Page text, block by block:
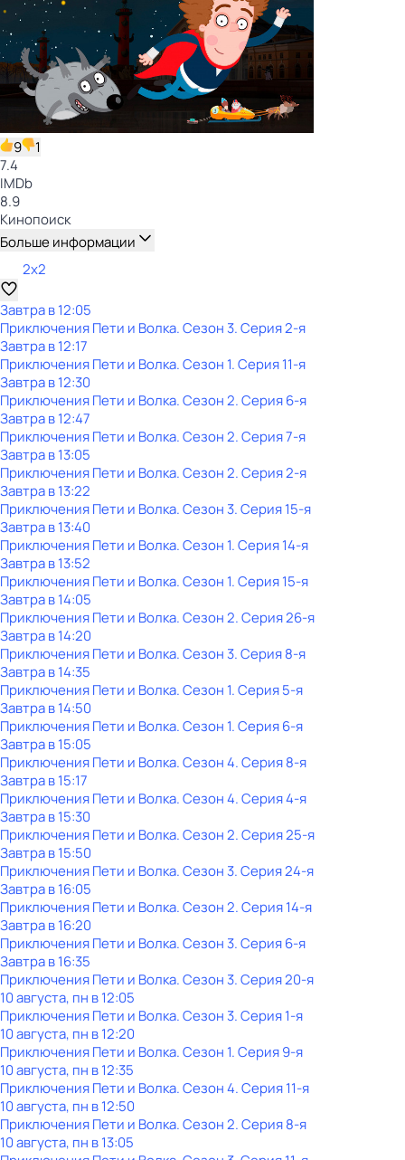
9
1
7.4
IMDb
8.9
Кинопоиск
Больше информации
2x2
Завтра в 12:05
Приключения Пети и Волка. Сезон 3. Серия 2-я
Завтра в 12:17
Приключения Пети и Волка. Сезон 1. Серия 11-я
Завтра в 12:30
Приключения Пети и Волка. Сезон 2. Серия 6-я
Завтра в 12:47
Приключения Пети и Волка. Сезон 2. Серия 7-я
Завтра в 13:05
Приключения Пети и Волка. Сезон 2. Серия 2-я
Завтра в 13:22
Приключения Пети и Волка. Сезон 3. Серия 15-я
Завтра в 13:40
Приключения Пети и Волка. Сезон 1. Серия 14-я
Завтра в 13:52
Приключения Пети и Волка. Сезон 1. Серия 15-я
Завтра в 14:05
Приключения Пети и Волка. Сезон 2. Серия 26-я
Завтра в 14:20
Приключения Пети и Волка. Сезон 3. Серия 8-я
Завтра в 14:35
Приключения Пети и Волка. Сезон 1. Серия 5-я
Завтра в 14:50
Приключения Пети и Волка. Сезон 1. Серия 6-я
Завтра в 15:05
Приключения Пети и Волка. Сезон 4. Серия 8-я
Завтра в 15:17
Приключения Пети и Волка. Сезон 4. Серия 4-я
Завтра в 15:30
Приключения Пети и Волка. Сезон 2. Серия 25-я
Завтра в 15:50
Приключения Пети и Волка. Сезон 3. Серия 24-я
Завтра в 16:05
Приключения Пети и Волка. Сезон 2. Серия 14-я
Завтра в 16:20
Приключения Пети и Волка. Сезон 3. Серия 6-я
Завтра в 16:35
Приключения Пети и Волка. Сезон 3. Серия 20-я
10 августа, пн в 12:05
Приключения Пети и Волка. Сезон 3. Серия 1-я
10 августа, пн в 12:20
Приключения Пети и Волка. Сезон 1. Серия 9-я
10 августа, пн в 12:35
Приключения Пети и Волка. Сезон 4. Серия 11-я
10 августа, пн в 12:50
Приключения Пети и Волка. Сезон 2. Серия 8-я
10 августа, пн в 13:05